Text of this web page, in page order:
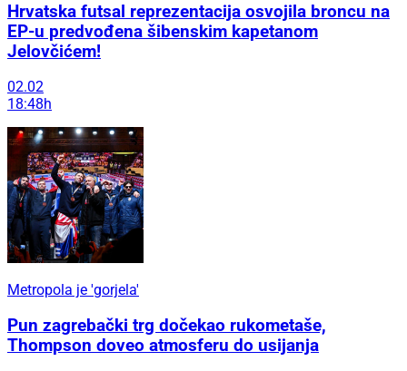
Hrvatska futsal reprezentacija osvojila broncu na
EP-u predvođena šibenskim kapetanom
Jelovčićem!
02.02
18:48h
Metropola je 'gorjela'
Pun zagrebački trg dočekao rukometaše,
Thompson doveo atmosferu do usijanja